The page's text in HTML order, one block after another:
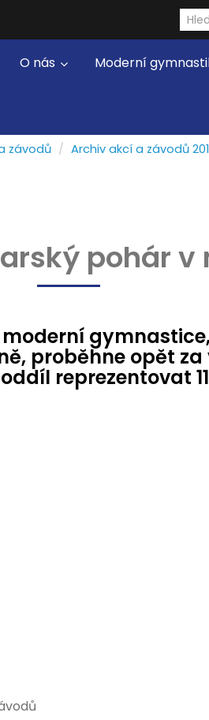
O nás Moderní
závodů Archiv akcí a závodů
pohár
proběhne opět
reprezentovat